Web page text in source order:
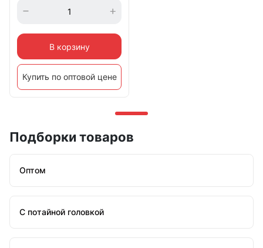
В корзину
Купить по оптовой цене
Подборки товаров
Оптом
С потайной головкой